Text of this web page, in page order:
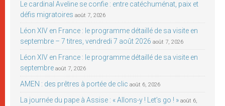
Le cardinal Aveline se confie : entre catéchuménat, paix et
défis migratoires août 7, 2026
Léon XIV en France : le programme détaillé de sa visite en
septembre – 7 titres, vendredi 7 août 2026 août 7, 2026
Léon XIV en France : le programme détaillé de sa visite en
septembre août 7, 2026
AMEN : des prêtres à portée de clic août 6, 2026
La journée du pape à Assise : « Allons-y ! Let’s go ! » août 6,